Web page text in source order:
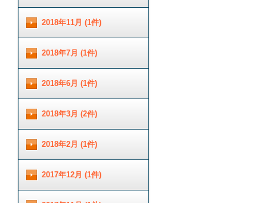
2018年11月 (1件)
2018年7月 (1件)
2018年6月 (1件)
2018年3月 (2件)
2018年2月 (1件)
2017年12月 (1件)